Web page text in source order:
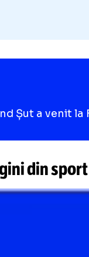
Șut a venit
din sport